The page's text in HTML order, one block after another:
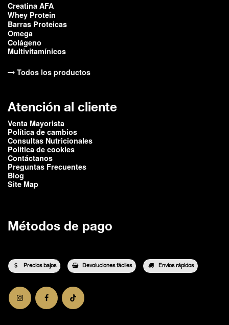
Creatina AFA
Whey Protein
Barras Proteicas
Omega
Colágeno
Multivitamínicos
Todos los productos
Atención al cliente
Venta Mayorista
Política de cambios
Consultas Nutricionales
Política de cookies
Contáctanos
Preguntas Frecuentes
Blog
Site Map
Métodos de pago
Precios bajos Devoluciones fáciles Envíos rápidos